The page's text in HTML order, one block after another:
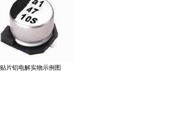
贴片铝电解实物示例图